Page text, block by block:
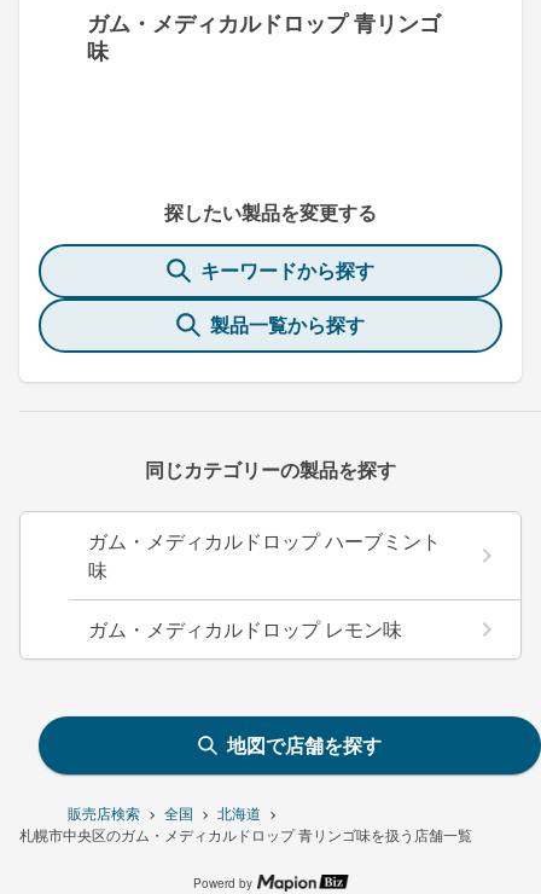
販売店検索 全国
北海道
札幌市中央区のガム・メディカルドロップ 青リンゴ味を扱う店舗一覧
ガム・メディカルドロップ 青リンゴ
味
探したい製品を変更する
キーワードから探す
製品一覧から探す
同じカテゴリーの製品を探す
ガム・メディカルドロップ ハーブミント
味
ガム・メディカルドロップ レモン味
地図で店舗を探す
Powerd by